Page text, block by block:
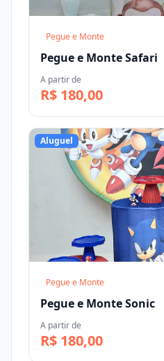
Pegue e Monte
Pegue e Monte Safari
A partir de
R$ 180,00
Aluguel
Pegue e Monte
Pegue e Monte Sonic
A partir de
R$ 180,00